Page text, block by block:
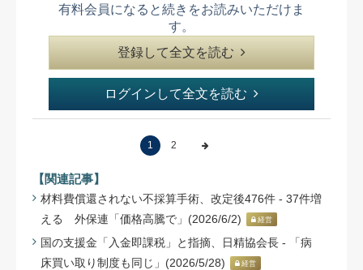
有料会員になると続きをお読みいただけま
す。
登録して全文を読む
ログインして全文を読む
1 2
【関連記事】
材料費償還されない不採算手術、改定後476件 - 37件増
える 外保連「価格高騰で」(2026/6/2)
経営
国の支援金「入金即課税」と指摘、日精協会長 - 「病
床買い取り制度も同じ」(2026/5/28)
経営